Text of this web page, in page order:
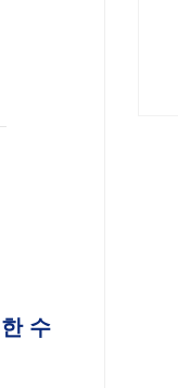
수